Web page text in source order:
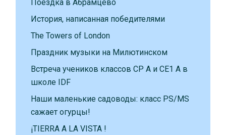
Поездка в Абрамцево
История, написанная победителями
The Towers of London
Праздник музыки на Милютинском
Встреча учеников классов CP A и CE1 A в
школе IDF
Наши маленькие садоводы: класс PS/MS
сажает огурцы!
¡TIERRA A LA VISTA !